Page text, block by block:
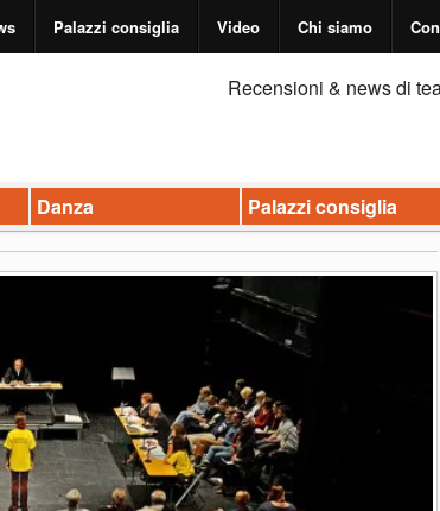
Palazzi consiglia Video Chi siamo
Recensioni & news di
Danza Palazzi consiglia